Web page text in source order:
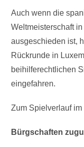
Auch wenn die
Weltmeisterschaft
ausgeschieden ist,
Rückrunde in
beihilferechtlichen
eingefahren.
Zum Spielverlauf
Bürgschaften